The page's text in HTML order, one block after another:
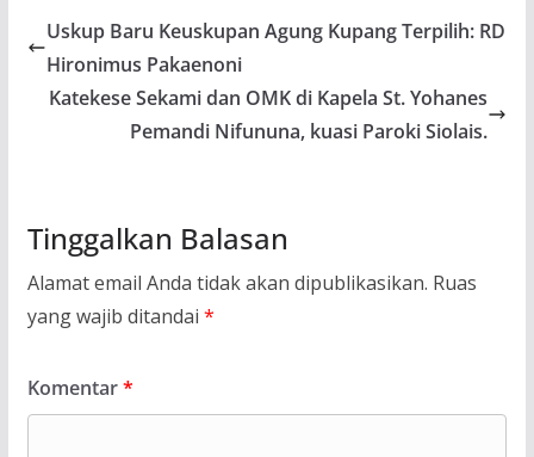
Uskup Baru Keuskupan Agung Kupang Terpilih: RD
Hironimus Pakaenoni
Katekese Sekami dan OMK di Kapela St. Yohanes
Pemandi Nifununa, kuasi Paroki Siolais.
Tinggalkan Balasan
Alamat email Anda tidak akan dipublikasikan. Ruas
yang wajib ditandai *
Komentar*